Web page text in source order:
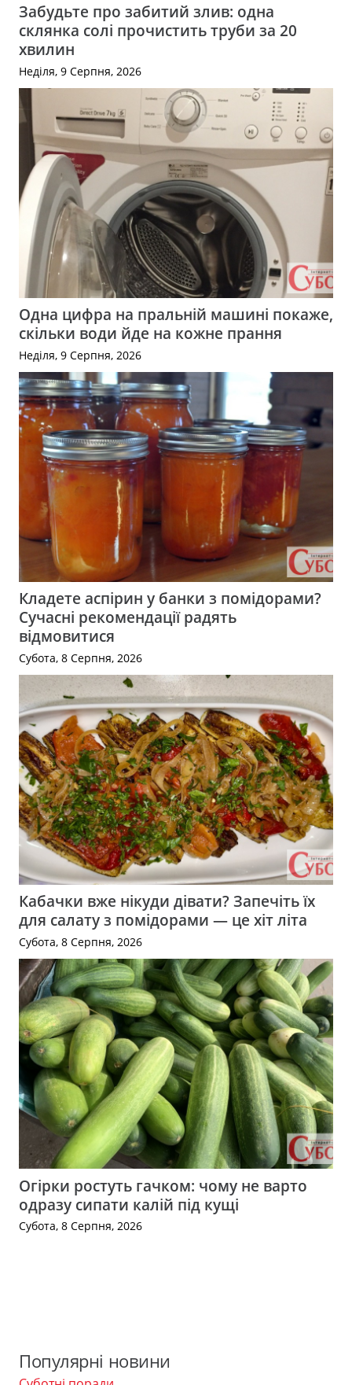
Забудьте про забитий злив: одна
склянка солі прочистить труби за 20
хвилин
Неділя, 9 Серпня, 2026
Одна цифра на пральній машині покаже,
скільки води йде на кожне прання
Неділя, 9 Серпня, 2026
Кладете аспірин у банки з помідорами?
Сучасні рекомендації радять
відмовитися
Субота, 8 Серпня, 2026
Кабачки вже нікуди дівати? Запечіть їх
для салату з помідорами — це хіт літа
Субота, 8 Серпня, 2026
Огірки ростуть гачком: чому не варто
одразу сипати калій під кущі
Субота, 8 Серпня, 2026
Популярні новини